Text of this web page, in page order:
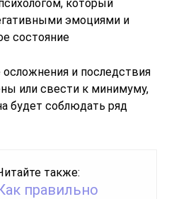
который
эмоциями и
состояние
и последствия
или свести к минимуму,
будет соблюдать ряд
также:
правильно